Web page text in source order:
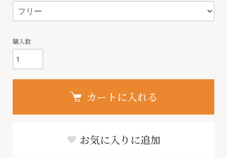
購入数
カートに入れる
お気に入りに追加